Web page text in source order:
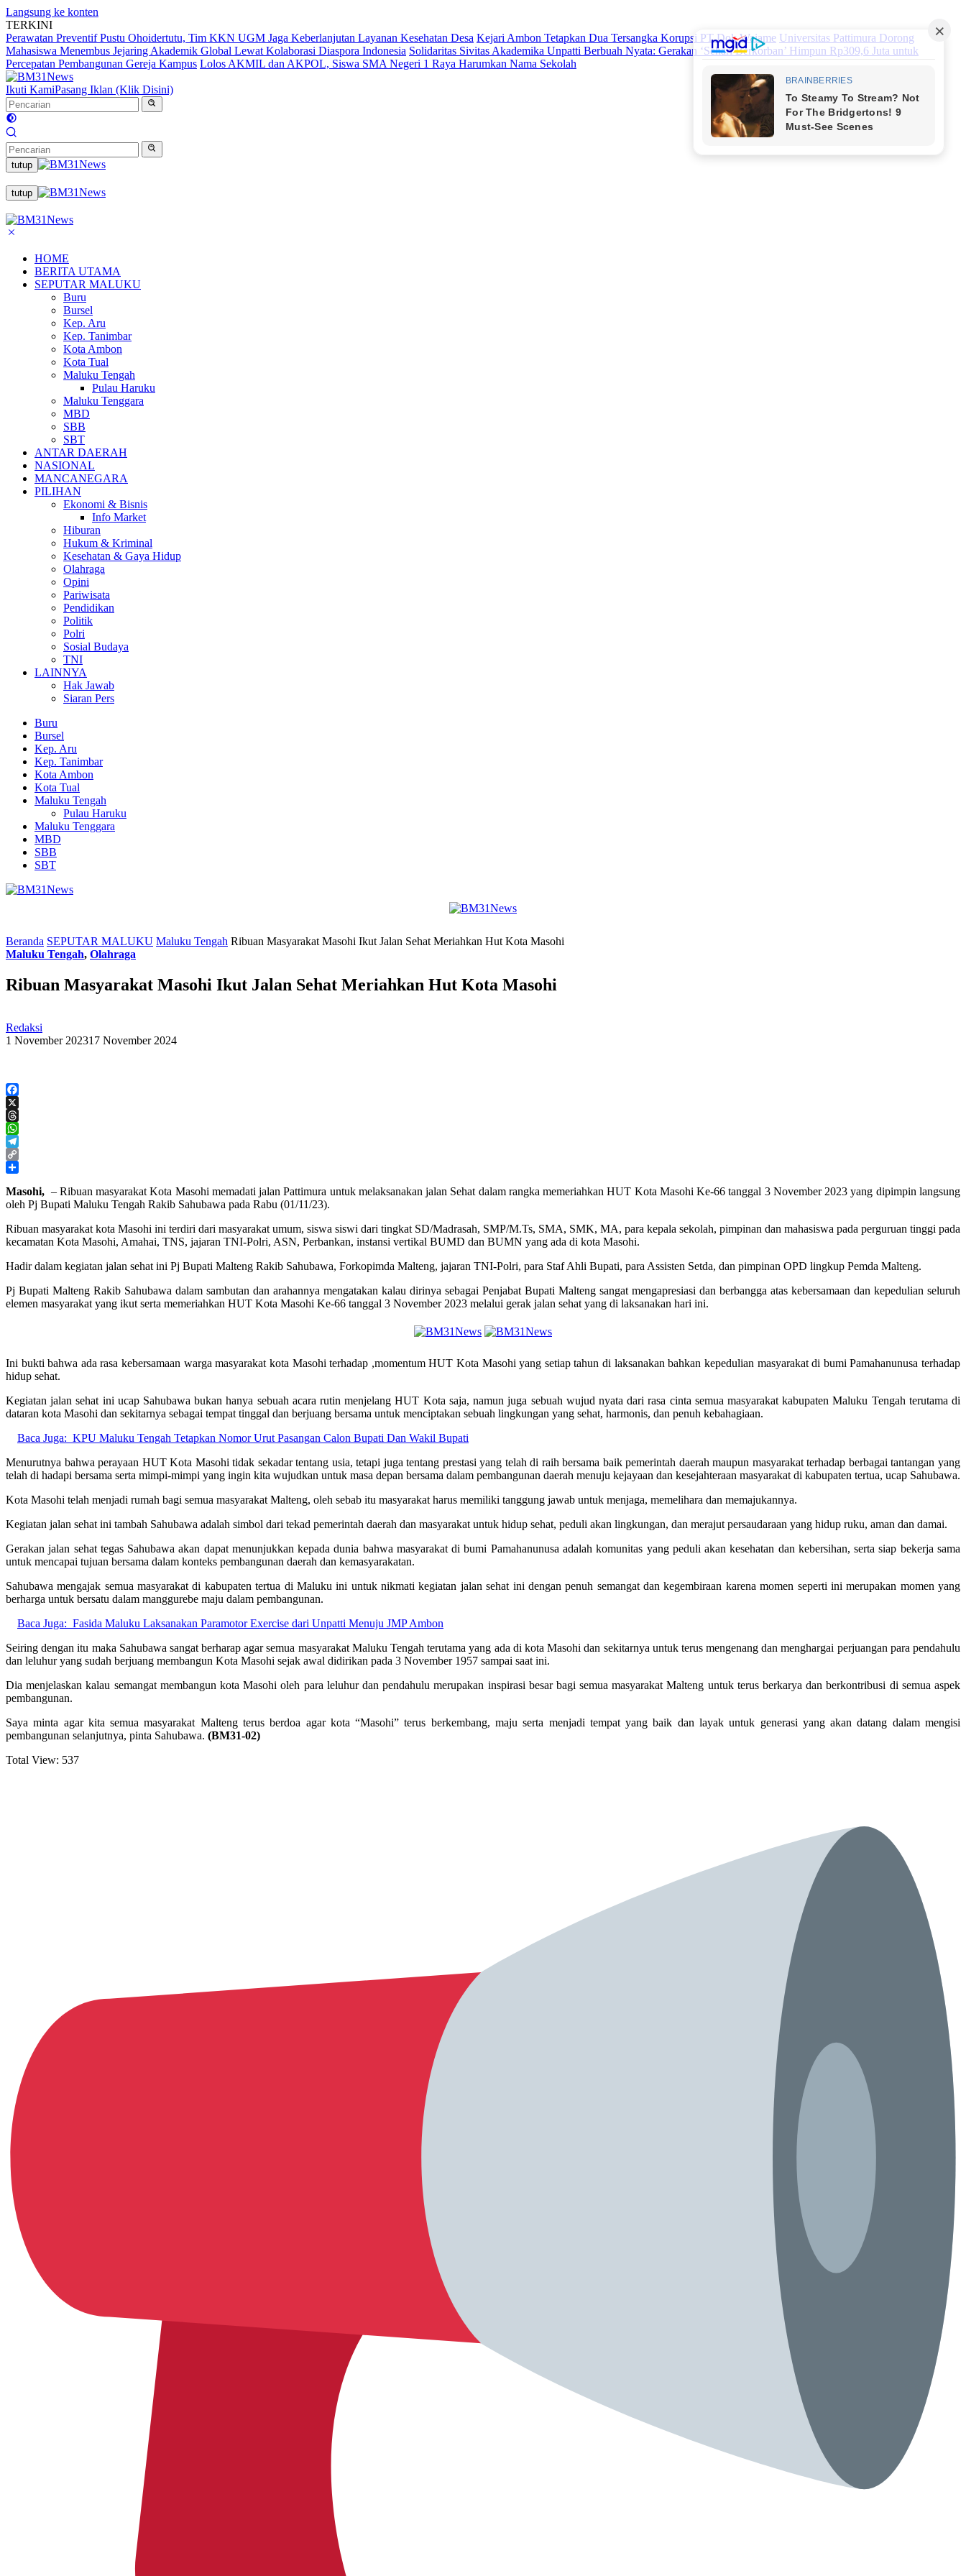
Langsung ke konten
TERKINI
Perawatan Preventif Pustu Ohoidertutu, Tim KKN UGM Jaga Keberlanjutan Layanan Kesehatan Desa Kejari Ambon Tetapkan Dua Tersangka Korupsi PT Dok Waiame Universitas Pattimura Dorong
Mahasiswa Menembus Jejaring Akademik Global Lewat Kolaborasi Diaspora Indonesia Solidaritas Sivitas Akademika Unpatti Berbuah Nyata: Gerakan ‘Sehari Berkorban’ Himpun Rp309,6 Juta untuk
Percepatan Pembangunan Gereja Kampus Lolos AKMIL dan AKPOL, Siswa SMA Negeri 1 Raya Harumkan Nama Sekolah
Ikuti KamiPasang Iklan (Klik Disini)
tutup
tutup
HOME
BERITA UTAMA
SEPUTAR MALUKU
Buru
Bursel
Kep. Aru
Kep. Tanimbar
Kota Ambon
Kota Tual
Maluku Tengah
Pulau Haruku
Maluku Tenggara
MBD
SBB
SBT
ANTAR DAERAH
NASIONAL
MANCANEGARA
PILIHAN
Ekonomi & Bisnis
Info Market
Hiburan
Hukum & Kriminal
Kesehatan & Gaya Hidup
Olahraga
Opini
Pariwisata
Pendidikan
Politik
Polri
Sosial Budaya
TNI
LAINNYA
Hak Jawab
Siaran Pers
Buru
Bursel
Kep. Aru
Kep. Tanimbar
Kota Ambon
Kota Tual
Maluku Tengah
Pulau Haruku
Maluku Tenggara
MBD
SBB
SBT
Beranda SEPUTAR MALUKU Maluku Tengah Ribuan Masyarakat Masohi Ikut Jalan Sehat Meriahkan Hut Kota Masohi
Maluku Tengah, Olahraga
Ribuan Masyarakat Masohi Ikut Jalan Sehat Meriahkan Hut Kota Masohi
Redaksi
1 November 202317 November 2024
Facebook
X
Threads
WhatsApp
Telegram
Copy
Masohi, – Ribuan masyarakat Kota Masohi memadati jalan Pattimura untuk melaksanakan jalan Sehat dalam rangka memeriahkan HUT Kota Masohi Ke-66 tanggal 3 November 2023 yang dipimpin langsung
oleh Pj Bupati Maluku Tengah Rakib Sahubawa pada Rabu (01/11/23).
Ribuan masyarakat kota Masohi ini terdiri dari masyarakat umum, siswa siswi dari tingkat SD/Madrasah, SMP/M.Ts, SMA, SMK, MA, para kepala sekolah, pimpinan dan mahasiswa pada perguruan tinggi pada
kecamatan Kota Masohi, Amahai, TNS, jajaran TNI-Polri, ASN, Perbankan, instansi vertikal BUMD dan BUMN yang ada di kota Masohi.
Hadir dalam kegiatan jalan sehat ini Pj Bupati Malteng Rakib Sahubawa, Forkopimda Malteng, jajaran TNI-Polri, para Staf Ahli Bupati, para Assisten Setda, dan pimpinan OPD lingkup Pemda Malteng.
Pj Bupati Malteng Rakib Sahubawa dalam sambutan dan arahannya mengatakan kalau dirinya sebagai Penjabat Bupati Malteng sangat mengapresiasi dan berbangga atas kebersamaan dan kepedulian seluruh
elemen masyarakat yang ikut serta memeriahkan HUT Kota Masohi Ke-66 tanggal 3 November 2023 melalui gerak jalan sehat yang di laksanakan hari ini.
Ini bukti bahwa ada rasa kebersamaan warga masyarakat kota Masohi terhadap ,momentum HUT Kota Masohi yang setiap tahun di laksanakan bahkan kepedulian masyarakat di bumi Pamahanunusa terhadap
hidup sehat.
Kegiatan jalan sehat ini ucap Sahubawa bukan hanya sebuah acara rutin menjelang HUT Kota saja, namun juga sebuah wujud nyata dari rasa cinta semua masyarakat kabupaten Maluku Tengah terutama di
dataran kota Masohi dan sekitarnya sebagai tempat tinggal dan berjuang bersama untuk menciptakan sebuah lingkungan yang sehat, harmonis, dan penuh kebahagiaan.
Baca Juga: KPU Maluku Tengah Tetapkan Nomor Urut Pasangan Calon Bupati Dan Wakil Bupati
Menurutnya bahwa perayaan HUT Kota Masohi tidak sekadar tentang usia, tetapi juga tentang prestasi yang telah di raih bersama baik pemerintah daerah maupun masyarakat terhadap berbagai tantangan yang
telah di hadapi bersama serta mimpi-mimpi yang ingin kita wujudkan untuk masa depan bersama dalam pembangunan daerah menuju kejayaan dan kesejahteraan masyarakat di kabupaten tertua, ucap Sahubawa.
Kota Masohi telah menjadi rumah bagi semua masyarakat Malteng, oleh sebab itu masyarakat harus memiliki tanggung jawab untuk menjaga, memelihara dan memajukannya.
Kegiatan jalan sehat ini tambah Sahubawa adalah simbol dari tekad pemerintah daerah dan masyarakat untuk hidup sehat, peduli akan lingkungan, dan merajut persaudaraan yang hidup ruku, aman dan damai.
Gerakan jalan sehat tegas Sahubawa akan dapat menunjukkan kepada dunia bahwa masyarakat di bumi Pamahanunusa adalah komunitas yang peduli akan kesehatan dan kebersihan, serta siap bekerja sama
untuk mencapai tujuan bersama dalam konteks pembangunan daerah dan kemasyarakatan.
Sahubawa mengajak semua masyarakat di kabupaten tertua di Maluku ini untuk nikmati kegiatan jalan sehat ini dengan penuh semangat dan kegembiraan karena momen seperti ini merupakan momen yang
berharga untuk bersatu dalam manggurebe maju dalam pembangunan.
Baca Juga: Fasida Maluku Laksanakan Paramotor Exercise dari Unpatti Menuju JMP Ambon
Seiring dengan itu maka Sahubawa sangat berharap agar semua masyarakat Maluku Tengah terutama yang ada di kota Masohi dan sekitarnya untuk terus mengenang dan menghargai perjuangan para pendahulu
dan leluhur yang sudah berjuang membangun Kota Masohi sejak awal didirikan pada 3 November 1957 sampai saat ini.
Dia menjelaskan kalau semangat membangun kota Masohi oleh para leluhur dan pendahulu merupakan inspirasi besar bagi semua masyarakat Malteng untuk terus berkarya dan berkontribusi di semua aspek
pembangunan.
Saya minta agar kita semua masyarakat Malteng terus berdoa agar kota “Masohi” terus berkembang, maju serta menjadi tempat yang baik dan layak untuk generasi yang akan datang dalam mengisi
pembangunan selanjutnya, pinta Sahubawa. (BM31-02)
Total View: 537